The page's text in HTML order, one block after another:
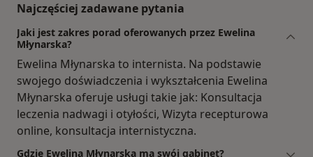
Najczęściej zadawane pytania
Jaki jest zakres porad oferowanych przez Ewelina
Młynarska?
Ewelina Młynarska to internista. Na podstawie
swojego doświadczenia i wykształcenia Ewelina
Młynarska oferuje usługi takie jak: Konsultacja
leczenia nadwagi i otyłości, Wizyta recepturowa
online, konsultacja internistyczna.
Gdzie Ewelina Młynarska ma swój gabinet?